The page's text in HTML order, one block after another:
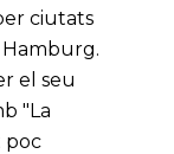
ciutats
el seu
"La
poc